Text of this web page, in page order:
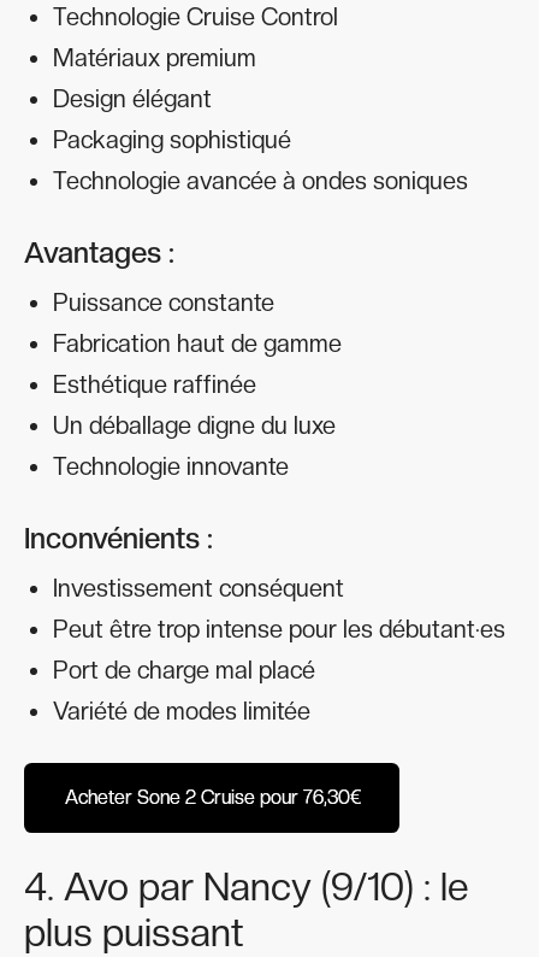
Technologie Cruise Control
Matériaux premium
Design élégant
Packaging sophistiqué
Technologie avancée à ondes soniques
Avantages :
Puissance constante
Fabrication haut de gamme
Esthétique raffinée
Un déballage digne du luxe
Technologie innovante
Inconvénients :
Investissement conséquent
Peut être trop intense pour les débutant·es
Port de charge mal placé
Variété de modes limitée
Acheter Sone 2 Cruise pour 76,30€
Acheter Sone 2 Cruise pour 76,30€
4. Avo par Nancy (9/10) : le
plus puissant